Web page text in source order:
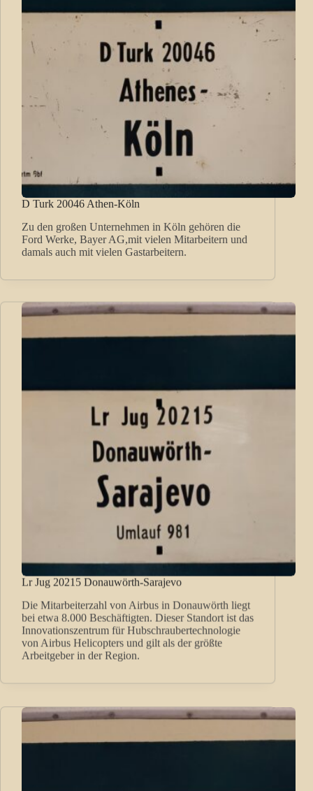
D Turk 20046 Athen-Köln
Zu den großen Unternehmen in Köln gehören die
Ford Werke, Bayer AG,mit vielen Mitarbeitern und
damals auch mit vielen Gastarbeitern.
Lr Jug 20215 Donauwörth-Sarajevo
Die Mitarbeiterzahl von Airbus in Donauwörth liegt
bei etwa 8.000 Beschäftigten. Dieser Standort ist das
Innovationszentrum für Hubschraubertechnologie
von Airbus Helicopters und gilt als der größte
Arbeitgeber in der Region.